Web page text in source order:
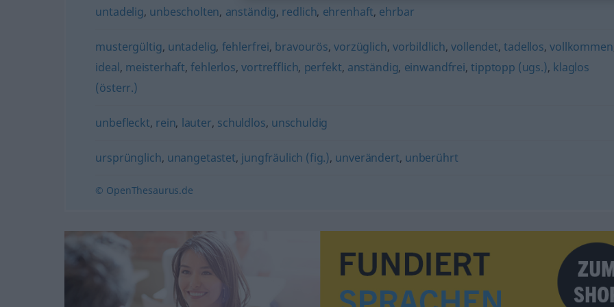
untadelig, unbescholten, anständig, redlich, ehrenhaft, ehrbar
mustergültig, untadelig, fehlerfrei, bravourös,vorzüglich, vorbildlich,vollendet,tadellos,vollkommen
ideal, meisterhaft,fehlerlos,vortrefflich, perfekt, anständig, einwandfrei,tipptopp (ugs.), klaglos
(österr.)
unbefleckt, rein, lauter, schuldlos, unschuldig
ursprünglich, unangetastet, jungfräulich (fig.), unverändert, unberührt
© OpenThesaurus.de